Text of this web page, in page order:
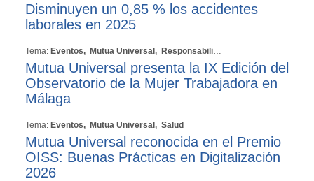
Disminuyen un 0,85 % los accidentes
laborales en 2025
Tema: Eventos, Mutua Universal, Responsabilidad Social
Mutua Universal presenta la IX Edición del
Observatorio de la Mujer Trabajadora en
Málaga
Tema: Eventos, Mutua Universal, Salud
Mutua Universal reconocida en el Premio
OISS: Buenas Prácticas en Digitalización
2026